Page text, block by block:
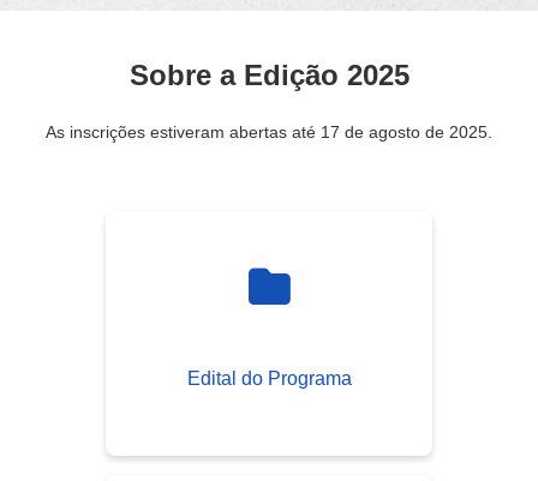
Sobre a Edição 2025
As inscrições estiveram abertas até 17 de agosto de 2025.
Edital do Programa